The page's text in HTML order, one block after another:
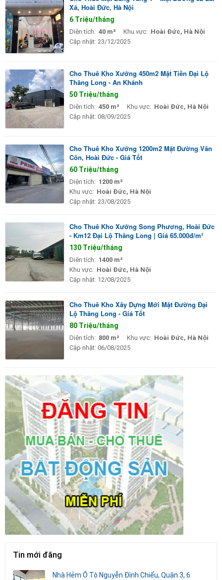
Xá, Hoài Đức, Hà Nội
6 Triệu/tháng
Diện tích: 40 m² Khu vực: Hoài Đức, Hà Nội
Cập nhật: 23/12/2025
Cho Thuê Kho Xưởng 450m2 Mặt Tiền Đại Lộ
Thăng Long - An Khánh
50 Triệu/tháng
Diện tích: 450 m² Khu vực: Hoài Đức, Hà Nội
Cập nhật: 08/09/2025
Cho Thuê Kho Xưởng 1200m2 Mặt Đường Vân
Côn, Hoài Đức - Giá Tốt
60 Triệu/tháng
Diện tích: 1200 m²
Khu vực: Hoài Đức, Hà Nội
Cập nhật: 23/08/2025
Cho Thuê Kho Xưởng Song Phương, Hoài Đức
- Km12 Đại Lộ Thăng Long | Giá 65.000đ/m²
130 Triệu/tháng
Diện tích: 1400 m²
Khu vực: Hoài Đức, Hà Nội
Cập nhật: 12/08/2025
Cho Thuê Kho Xây Dựng Mới Mặt Đường Đại
Lộ Thăng Long - Giá Tốt
80 Triệu/tháng
Diện tích: 800 m² Khu vực: Hoài Đức, Hà Nội
Cập nhật: 06/08/2025
Tin mới đăng
Nhà Hẻm Ô Tô Nguyễn Đình Chiểu, Quận 3, 6